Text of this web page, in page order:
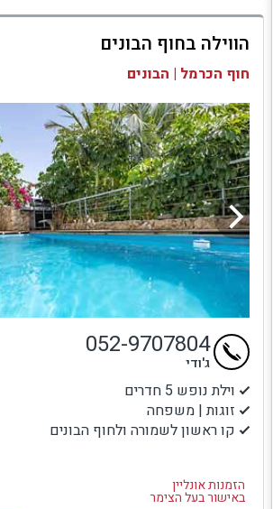
למתחם זה
בדיקת זמינות ומחירים
הווילה בחוף הבונים
חוף הכרמל | הבונים
וילת נופש 5 חדרים
זוגות | משפחה
קו ראשון לשמורה ולחוף הבונים
הזמנות אונליין
באישור בעל הצימר
052-9707804
ג'ודי